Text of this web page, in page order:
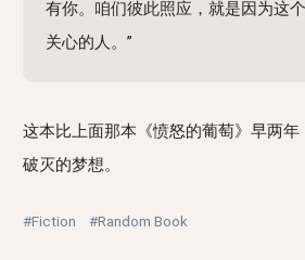
有你。咱们彼此照应，就是因为这
关心的人。”
这本比上面那本《愤怒的葡萄》早两年
破灭的梦想。
#Fiction #Random Book